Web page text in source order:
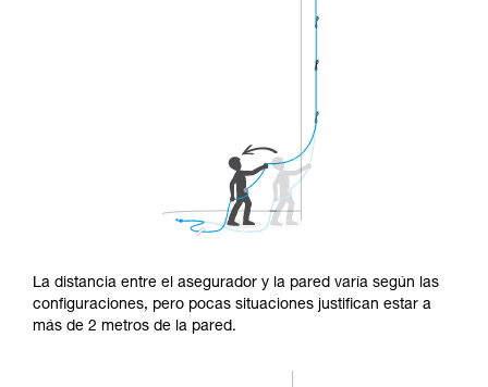
La distancia entre el asegurador y la pared varía según las
configuraciones, pero pocas situaciones justifican estar a
más de 2 metros de la pared.